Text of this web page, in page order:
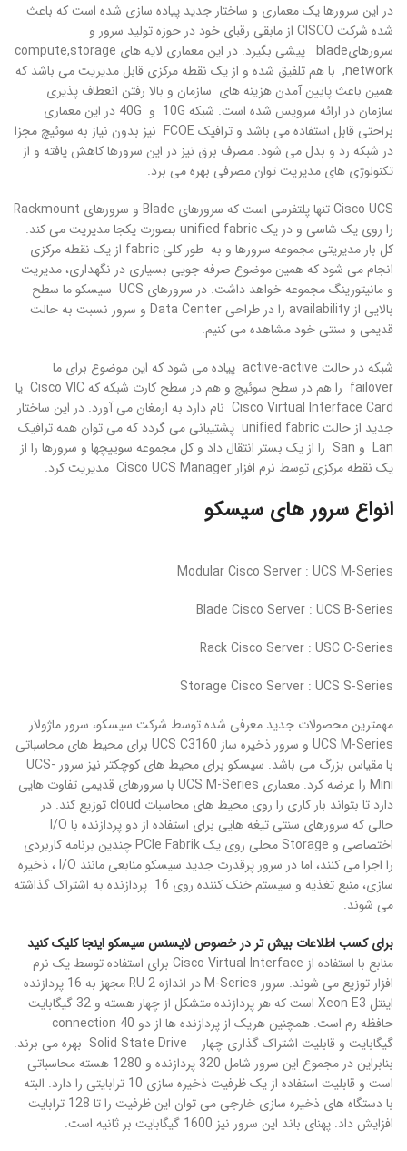
در این سرورها یک معماری و ساختار جدید پیاده سازی شده است که باعث
شده شرکت CISCO از مابقی رقبای خود در حوزه تولید سرور و
سرورهایblade پیشی بگیرد. در این معماری لایه های compute,storage
,network با هم تلفیق شده و از یک نقطه مرکزی قابل مدیریت می باشد که
همین باعث پایین آمدن هزینه های سازمان و بالا رفتن انعطاف پذیری
سازمان در ارائه سرویس شده است. شبکه 10G و 40G در این معماری
براحتی قابل استفاده می باشد و ترافیک FCOE نیز بدون نیاز به سوئیچ مجزا
در شبکه رد و بدل می شود. مصرف برق نیز در این سرورها کاهش یافته و از
تکنولوژی های مدیریت توان مصرفی بهره می برد.
Cisco UCS تنها پلتفرمی است که سرورهای Blade و سرورهای Rackmount
را روی یک شاسی و در یک unified fabric بصورت یکجا مدیریت می کند.
کل بار مدیریتی مجموعه سرورها و به طور کلی fabric از یک نقطه مرکزی
انجام می شود که همین موضوع صرفه جویی بسیاری در نگهداری، مدیریت
و مانیتورینگ مجموعه خواهد داشت. در سرورهای UCS سیسکو ما سطح
بالایی از availability را در طراحی Data Center و سرور نسبت به حالت
قدیمی و سنتی خود مشاهده می کنیم.
شبکه در حالت active-active پیاده می شود که این موضوع برای ما
failover را هم در سطح سوئیچ و هم در سطح کارت شبکه که Cisco VIC یا
Cisco Virtual Interface Card نام دارد به ارمغان می آورد. در این ساختار
جدید از حالت unified fabric پشتیبانی می گردد که می توان همه ترافیک
Lan و San را از یک بستر انتقال داد و کل مجموعه سوییچها و سرورها را از
یک نقطه مرکزی توسط نرم افزار Cisco UCS Manager مدیریت کرد.
انواع سرور های سیسکو
Modular Cisco Server : UCS M-Series
Blade Cisco Server : UCS B-Series
Rack Cisco Server : USC C-Series
Storage Cisco Server : UCS S-Series
مهمترین محصولات جدید معرفی شده توسط شرکت سیسکو، سرور ماژولار
UCS M-Series و سرور ذخیره ساز UCS C3160 برای محیط های محاسباتی
با مقیاس بزرگ می باشد. سیسکو برای محیط های کوچکتر نیز سرور UCS-
Mini را عرضه کرد. معماری UCS M-Series با سرورهای قدیمی تفاوت هایی
دارد تا بتواند بار کاری را روی محیط های محاسبات cloud توزیع کند. در
حالی که سرورهای سنتی تیغه هایی برای استفاده از دو پردازنده با I/O
اختصاصی و Storage محلی روی یک PCIe Fabrik چندین برنامه کاربردی
را اجرا می کنند، اما در سرور پرقدرت جدید سیسکو منابعی مانند I/O ، ذخیره
سازی، منبع تغذیه و سیستم خنک کننده روی 16 پردازنده به اشتراک گذاشته
می شوند.
برای کسب اطلاعات بیش تر در خصوص لایسنس سیسکو اینجا کلیک کنید
منابع با استفاده از Cisco Virtual Interface برای استفاده توسط یک نرم
افزار توزیع می شوند. سرور M-Series در اندازه RU 2 مجهز به 16 پردازنده
اینتل Xeon E3 است که هر پردازنده متشکل از چهار هسته و 32 گیگابایت
حافظه رم است. همچنین هریک از پردازنده ها از دو connection 40
گیگابایت و قابلیت اشتراک گذاری چهار Solid State Drive بهره می برند.
بنابراین در مجموع این سرور شامل 320 پردازنده و 1280 هسته محاسباتی
است و قابلیت استفاده از یک ظرفیت ذخیره سازی 10 ترابایتی را دارد. البته
با دستگاه های ذخیره سازی خارجی می توان این ظرفیت را تا 128 ترابایت
افزایش داد. پهنای باند این سرور نیز 1600 گیگابایت بر ثانیه است.